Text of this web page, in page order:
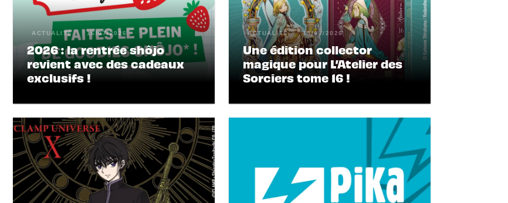
ACTUALITÉ 16/07/2026
2026 : la rentrée shôjo
revient avec des cadeaux
exclusifs !
ACTUALITÉ 15/07/2026
Une édition collector
magique pour L’Atelier des
Sorciers tome 16 !